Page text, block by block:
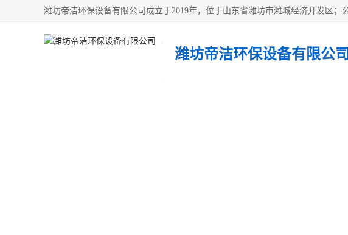
潍坊帝洁环保设备有限公司